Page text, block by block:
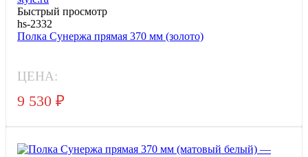
Быстрый просмотр
hs-2332
Полка Сунержа прямая 370 мм (золото)
ЦЕНА:
9 530 ₽